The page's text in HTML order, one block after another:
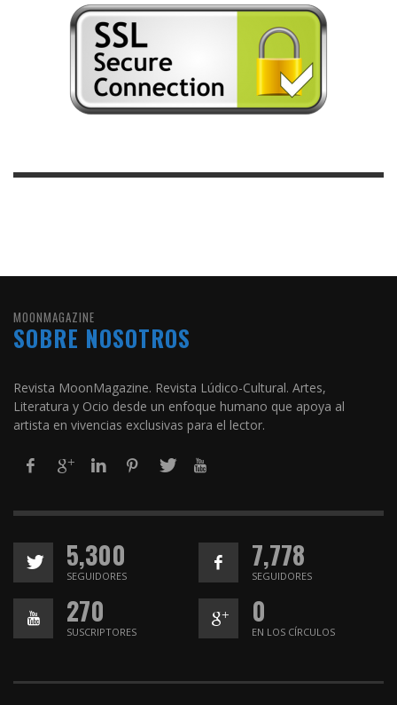
MOONMAGAZINE
SOBRE NOSOTROS
Revista MoonMagazine. Revista Lúdico-Cultural. Artes,
Literatura y Ocio desde un enfoque humano que apoya al
artista en vivencias exclusivas para el lector.
5,300
SEGUIDORES
7,778
SEGUIDORES
270
SUSCRIPTORES
0
EN LOS CÍRCULOS